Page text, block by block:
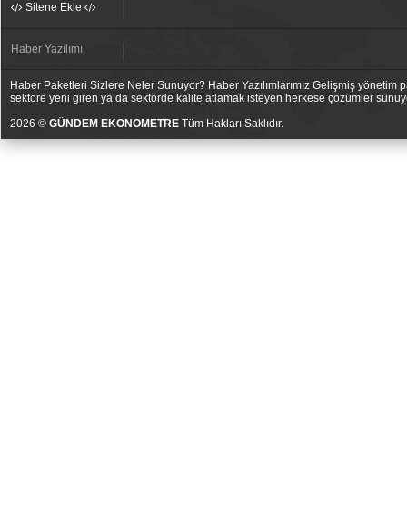
Sitene Ekle
Haber Yazılımı
Haber Paketleri Sizlere Neler Sunuyor? Haber Yazılımlarımız Gelişmiş
sektöre yeni giren ya da sektörde kalite atlamak isteyen herkese çözümler
2026 © GÜNDEM EKONOMETRE Tüm Hakları Saklıdır.